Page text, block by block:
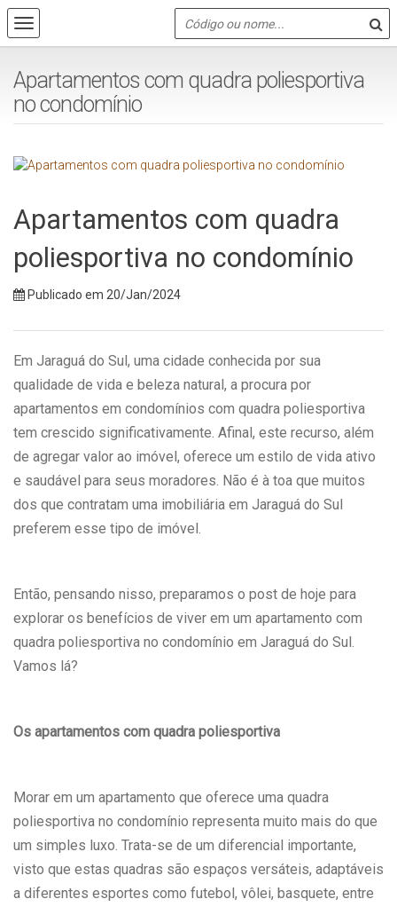
Apartamentos com quadra poliesportiva
no condomínio
Apartamentos com quadra
poliesportiva no condomínio
Publicado em 20/Jan/2024
Em Jaraguá do Sul, uma cidade conhecida por sua
qualidade de vida e beleza natural, a procura por
apartamentos em condomínios com quadra poliesportiva
tem crescido significativamente. Afinal, este recurso, além
de agregar valor ao imóvel, oferece um estilo de vida ativo
e saudável para seus moradores. Não é à toa que muitos
dos que contratam uma imobiliária em Jaraguá do Sul
preferem esse tipo de imóvel.
Então, pensando nisso, preparamos o post de hoje para
explorar os benefícios de viver em um apartamento com
quadra poliesportiva no condomínio em Jaraguá do Sul.
Vamos lá?
Os apartamentos com quadra poliesportiva
Morar em um apartamento que oferece uma quadra
poliesportiva no condomínio representa muito mais do que
um simples luxo. Trata-se de um diferencial importante,
visto que estas quadras são espaços versáteis, adaptáveis
a diferentes esportes como futebol, vôlei, basquete, entre